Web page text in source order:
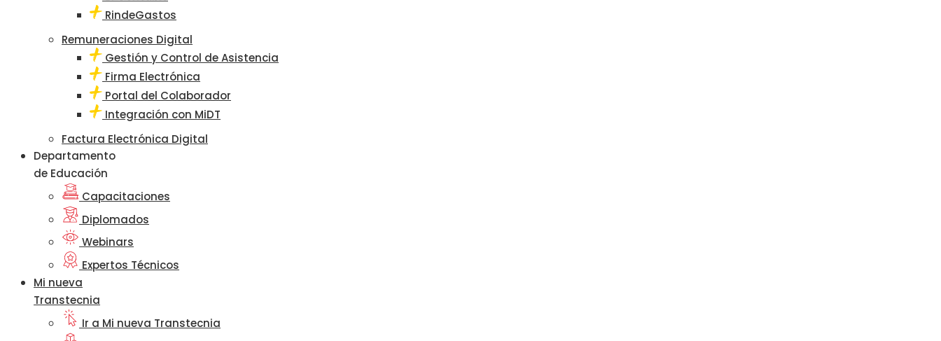
RindeGastos
Remuneraciones Digital
Gestión y Control de Asistencia
Firma Electrónica
Portal del Colaborador
Integración con MiDT
Factura Electrónica Digital
Departamento
de Educación
Capacitaciones
Diplomados
Webinars
Expertos Técnicos
Mi nueva
Transtecnia
Ir a Mi nueva Transtecnia